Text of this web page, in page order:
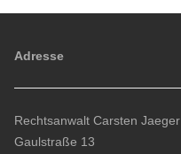
Adresse
Rechtsanwalt Carsten Jaeger
Gaulstraße 13